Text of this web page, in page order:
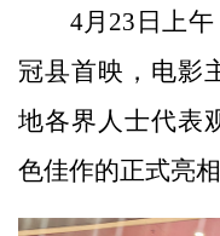
4月23日上午
冠县首映，电影
地各界人士代表
色佳作的正式亮相